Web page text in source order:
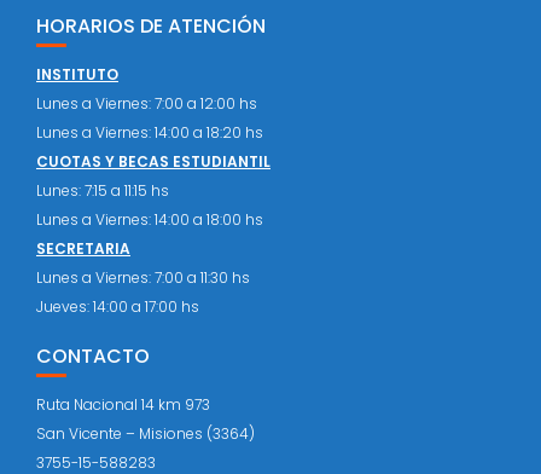
HORARIOS DE ATENCIÓN
INSTITUTO
Lunes a Viernes: 7:00 a 12:00 hs
Lunes a Viernes: 14:00 a 18:20 hs
CUOTAS Y BECAS ESTUDIANTIL
Lunes: 7:15 a 11:15 hs
Lunes a Viernes: 14:00 a 18:00 hs
SECRETARIA
Lunes a Viernes: 7:00 a 11:30 hs
Jueves: 14:00 a 17:00 hs
CONTACTO
Ruta Nacional 14 km 973
San Vicente – Misiones (3364)
3755-15-588283